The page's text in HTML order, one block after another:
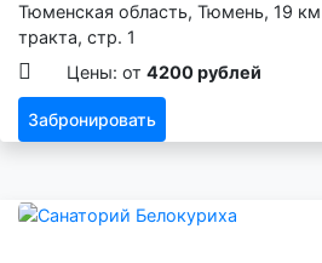
Тюменская область, Тюмень, 19
тракта, стр. 1
Цены: от 4200 рублей
Забронировать